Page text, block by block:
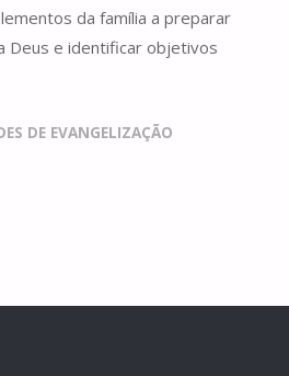
da família a preparar
Deus e identificar objetivos
DE EVANGELIZAÇÃO